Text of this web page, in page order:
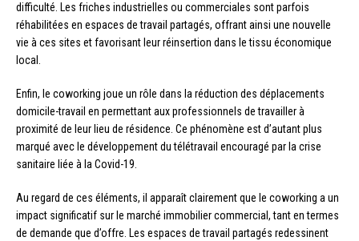
difficulté. Les friches industrielles ou commerciales sont parfois
réhabilitées en espaces de travail partagés, offrant ainsi une nouvelle
vie à ces sites et favorisant leur réinsertion dans le tissu économique
local.
Enfin, le coworking joue un rôle dans la réduction des déplacements
domicile-travail en permettant aux professionnels de travailler à
proximité de leur lieu de résidence. Ce phénomène est d’autant plus
marqué avec le développement du télétravail encouragé par la crise
sanitaire liée à la Covid-19.
Au regard de ces éléments, il apparaît clairement que le coworking a un
impact significatif sur le marché immobilier commercial, tant en termes
de demande que d’offre. Les espaces de travail partagés redessinent